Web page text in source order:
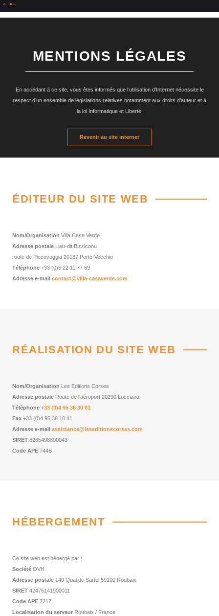
^
MENTIONS LÉGALES
En accédant à ce site, vous êtes informés que l’utilisation d’Internet nécessite le
respect d’un ensemble de législations relatives notamment aux droits d’auteur et à
la loi Informatique et Liberté.
Revenir au site internet
ÉDITEUR DU SITE WEB
Nom/Organisation Villa Casa Verde
Adresse postale Lieu-dit Bizziconu
route de Piccovaggia 20137 Porto-Vecchio
Téléphone +33 (0)6 22 11 77 69
Adresse e-mail contact@villa-casaverde.com
RÉALISATION DU SITE WEB
Nom/Organisation Les Editions Corses
Adresse postale Route de l'aéroport 20290 Lucciana
Téléphone +33 (0)4 95 36 30 01
Fax +33 (0)4 95 36 10 41
Adresse e-mail assistance@leseditionscorses.com
SIRET 8265498800043
Code APE 744B
HÉBERGEMENT
Ce site web est hébergé par :
Société OVH
Adresse postale 140 Quai de Sartel 59100 Roubaix
SIRET 42476141900011
Code APE 721Z
Localisation du serveur Roubaix / France